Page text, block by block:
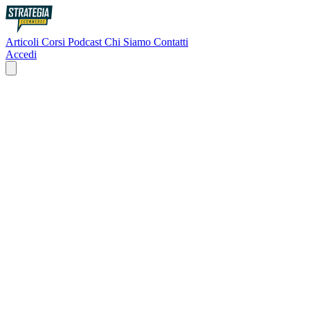
Articoli Corsi Podcast Chi Siamo Contatti
Accedi